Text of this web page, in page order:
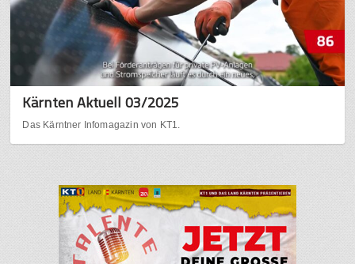
Kärnten Aktuell 03/2025
Das Kärntner Infomagazin von KT1.